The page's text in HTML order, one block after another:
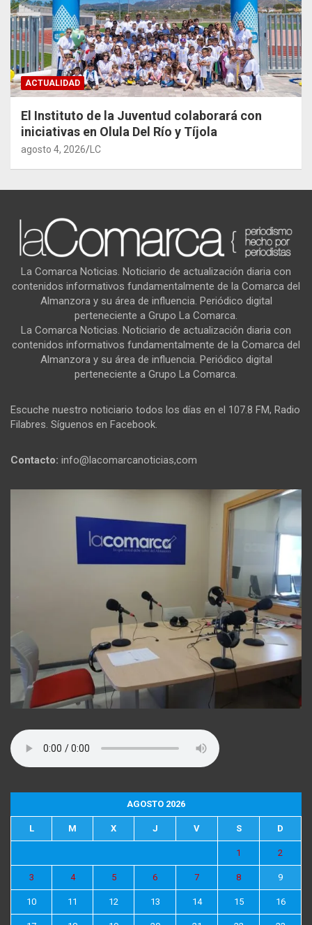
ACTUALIDAD
El Instituto de la Juventud colaborará con
iniciativas en Olula Del Río y Tíjola
agosto 4, 2026 LC
La Comarca Noticias. Noticiario de actualización diaria con
contenidos informativos fundamentalmente de la Comarca del
Almanzora y su área de influencia. Periódico digital
perteneciente a Grupo La Comarca.
La Comarca Noticias. Noticiario de actualización diaria con
contenidos informativos fundamentalmente de la Comarca del
Almanzora y su área de influencia. Periódico digital
perteneciente a Grupo La Comarca.
Escuche nuestro noticiario todos los días en el 107.8 FM, Radio
Filabres. Síguenos en Facebook.
Contacto: info@lacomarcanoticias,com
AGOSTO 2026
L M X J V S D
1 2
3 4 5 6 7 8 9
10 11 12 13 14 15 16